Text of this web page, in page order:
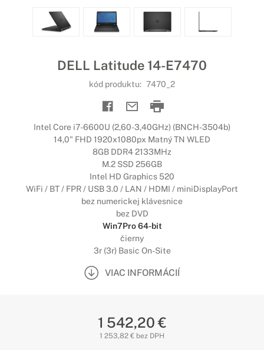
DELL Latitude 14-E7470
kód produktu: 7470_2
Intel Core i7-6600U (2,60-3,40GHz) (BNCH-3504b)
14,0" FHD 1920x1080px Matný TN WLED
8GB DDR4 2133MHz
M.2 SSD 256GB
Intel HD Graphics 520
WiFi / BT / FPR / USB 3.0 / LAN / HDMI / miniDisplayPort
bez numerickej klávesnice
bez DVD
Win7Pro 64-bit
čierny
3r (3r) Basic On-Site
VIAC INFORMÁCIÍ
1 542,20 €
1 253,82 € bez DPH